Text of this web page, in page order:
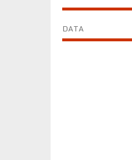
DATA